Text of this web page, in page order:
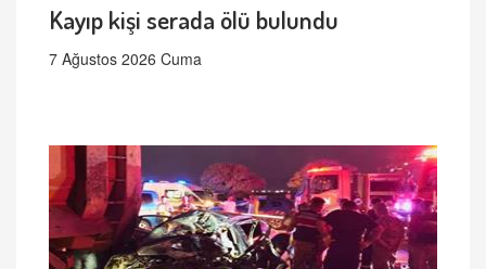
Kayıp kişi serada ölü bulundu
7 Ağustos 2026 Cuma